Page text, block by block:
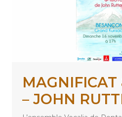
MAGNIFICAT
– JOHN